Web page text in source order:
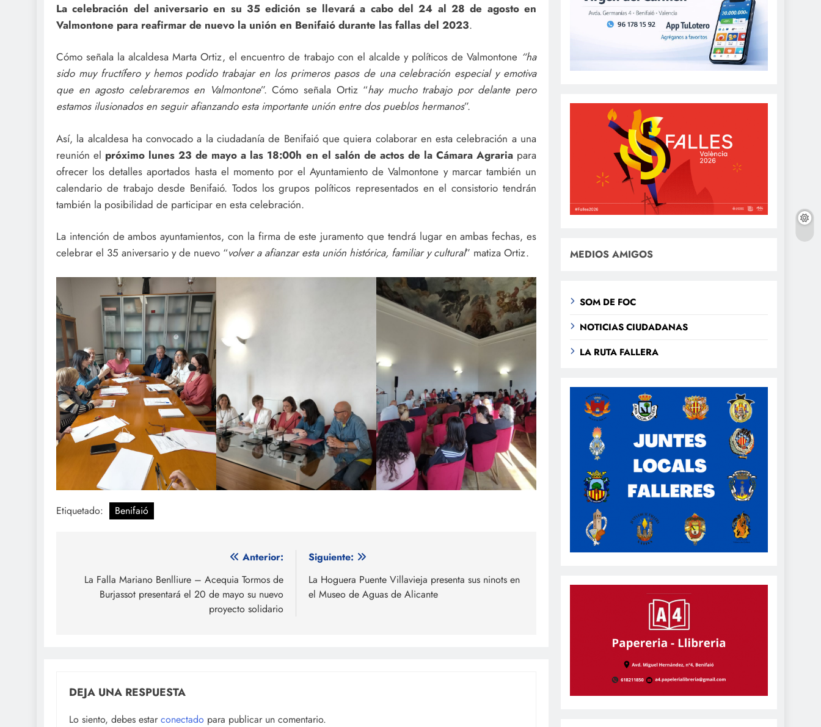
La celebración del aniversario en su 35 edición se llevará a cabo del 24 al 28 de agosto en
Valmontone para reafirmar de nuevo la unión en Benifaió durante las fallas del 2023.
Cómo señala la alcaldesa Marta Ortiz, el encuentro de trabajo con el alcalde y políticos de Valmontone “ha
sido muy fructífero y hemos podido trabajar en los primeros pasos de una celebración especial y emotiva
que en agosto celebraremos en Valmontone”. Cómo señala Ortiz “hay mucho trabajo por delante pero
estamos ilusionados en seguir afianzando esta importante unión entre dos pueblos hermanos”.
Así, la alcaldesa ha convocado a la ciudadanía de Benifaió que quiera colaborar en esta celebración a una
reunión el próximo lunes 23 de mayo a las 18:00h en el salón de actos de la Cámara Agraria para
ofrecer los detalles aportados hasta el momento por el Ayuntamiento de Valmontone y marcar también un
calendario de trabajo desde Benifaió. Todos los grupos políticos representados en el consistorio tendrán
también la posibilidad de participar en esta celebración.
La intención de ambos ayuntamientos, con la firma de este juramento que tendrá lugar en ambas fechas, es
celebrar el 35 aniversario y de nuevo “volver a afianzar esta unión histórica, familiar y cultural” matiza Ortiz.
Etiquetado: Benifaió
de
entradas
Anterior:
La Falla Mariano Benlliure – Acequia Tormos de
Burjassot presentará el 20 de mayo su nuevo
proyecto solidario
Siguiente:
La Hoguera Puente Villavieja presenta sus ninots en
el Museo de Aguas de Alicante
DEJA UNA RESPUESTA
Lo siento, debes estar conectado para publicar un comentario.
MEDIOS AMIGOS
SOM DE FOC
NOTICIAS CIUDADANAS
LA RUTA FALLERA